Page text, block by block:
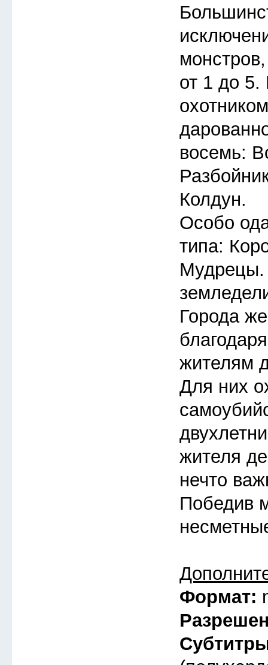
от 1 до
восемь:
Колдун.
Особо
типа:
Мудрецы.
Города
жителям
Для них
жителя
нечто
Победив
Формат: